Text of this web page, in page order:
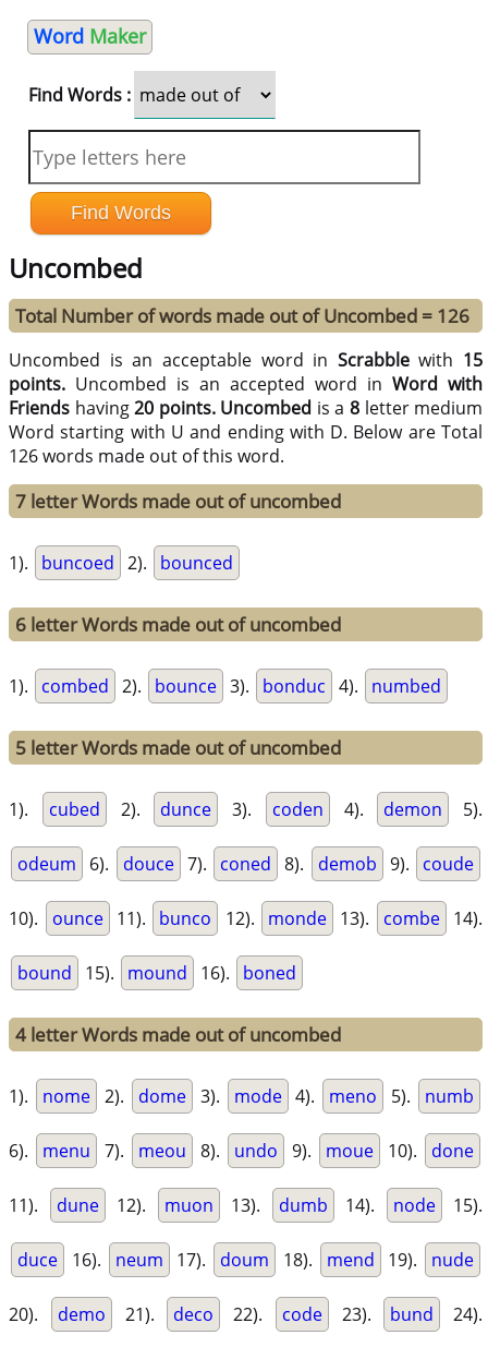
Word Maker
Find Words :
Uncombed
Total Number of words made out of Uncombed = 126
Uncombed is an acceptable word in Scrabblewith 15
points. Uncombed is an accepted word inWord with
Friends having20 points. Uncombed is a 8letter medium
Word starting with U and ending with D. Below are Total
126 words made out of this word.
7 letter Words made out of uncombed
1). buncoed 2). bounced
6 letter Words made out of uncombed
1). combed 2). bounce 3). bonduc 4). numbed
5 letter Words made out of uncombed
1). cubed 2). dunce 3). coden 4). demon 5).
odeum 6). douce 7). coned 8). demob 9). coude
10). ounce 11). bunco 12). monde 13). combe 14).
bound 15). mound 16). boned
4 letter Words made out of uncombed
1). nome 2). dome 3). mode 4). meno 5). numb
6). menu 7). meou 8). undo 9). moue 10). done
11). dune 12). muon 13). dumb 14). node 15).
duce 16). neum 17). doum 18). mend 19). nude
20). demo 21). deco 22). code 23). bund 24).